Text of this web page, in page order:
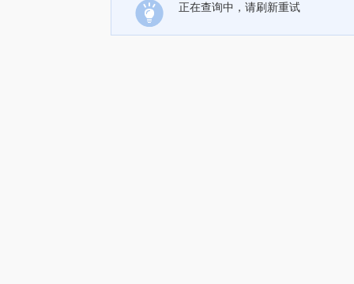
正在查询中，请刷新重试